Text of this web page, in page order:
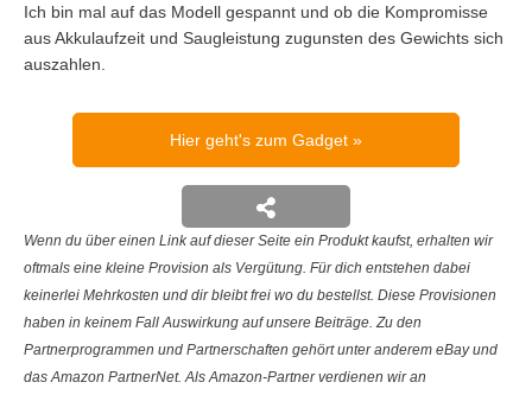
Ich bin mal auf das Modell gespannt und ob die Kompromisse
aus Akkulaufzeit und Saugleistung zugunsten des Gewichts sich
auszahlen.
Hier geht's zum Gadget
Wenn du über einen Link auf dieser Seite ein Produkt kaufst, erhalten wir
oftmals eine kleine Provision als Vergütung. Für dich entstehen dabei
keinerlei Mehrkosten und dir bleibt frei wo du bestellst. Diese Provisionen
haben in keinem Fall Auswirkung auf unsere Beiträge. Zu den
Partnerprogrammen und Partnerschaften gehört unter anderem eBay und
das Amazon PartnerNet. Als Amazon-Partner verdienen wir an